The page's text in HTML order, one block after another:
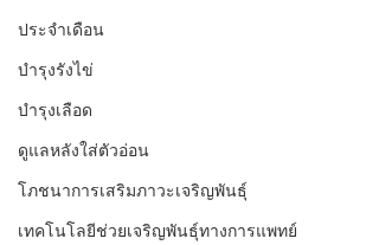
ประจำเดือน
บำรุงรังไข่
บำรุงเลือด
ดูแลหลังใส่ตัวอ่อน
โภชนาการเสริมภาวะเจริญพันธุ์
เทคโนโลยีช่วยเจริญพันธุ์ทางการแพทย์